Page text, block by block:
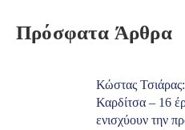
Πρόσφατα Άρθρα
Κώστας
Καρδίτσα – 16
ενισχύουν την